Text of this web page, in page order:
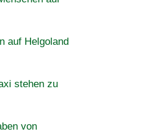
auf Helgoland
stehen zu
von